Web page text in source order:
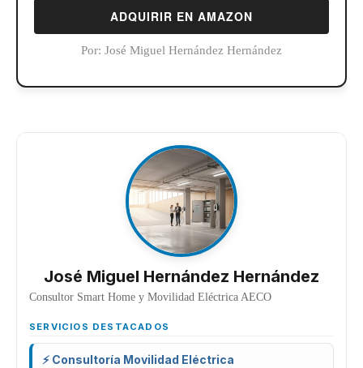
ADQUIRIR EN AMAZON
Por: José Miguel Hernández Hernández
José Miguel Hernández Hernández
Consultor Smart Home y Movilidad Eléctrica AECO
SERVICIOS DESTACADOS
⚡ Consultoría Movilidad Eléctrica